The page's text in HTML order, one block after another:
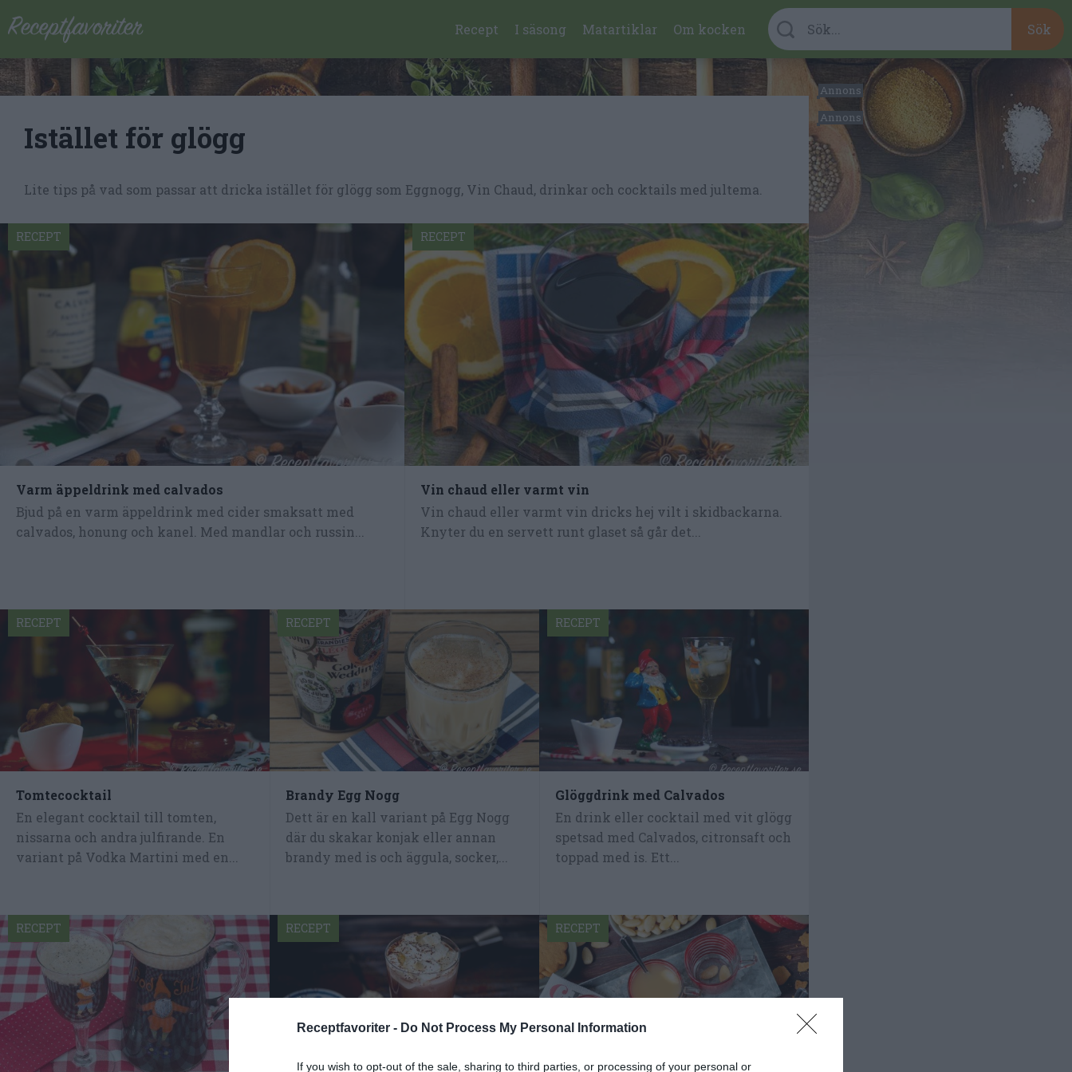
Receptfavoriter - Do Not Process My Personal Information
If you wish to opt-out of the sale, sharing to third parties, or processing of your personal or
Recept I säsong Matartiklar Om kocken
Istället för glögg
Lite tips på vad som passar att dricka istället för glögg som Eggnogg, Vin Chaud, drinkar och cocktails med jultema.
Varm äppeldrink med calvados
Bjud på en varm äppeldrink med cider smaksatt med
calvados, honung och kanel. Med mandlar och russin...
RECEPT
Vin chaud eller varmt vin
Vin chaud eller varmt vin dricks hej vilt i skidbackarna.
Knyter du en servett runt glaset så går det...
RECEPT
Tomtecocktail
En elegant cocktail till tomten,
nissarna och andra julfirande. En
variant på Vodka Martini med en...
RECEPT
Brandy Egg Nogg
Dett är en kall variant på Egg Nogg
där du skakar konjak eller annan
brandy med is och äggula, socker,...
RECEPT
Glöggdrink med Calvados
En drink eller cocktail med vit glögg
spetsad med Calvados, citronsaft och
toppad med is. Ett...
RECEPT
RECEPT RECEPT RECEPT